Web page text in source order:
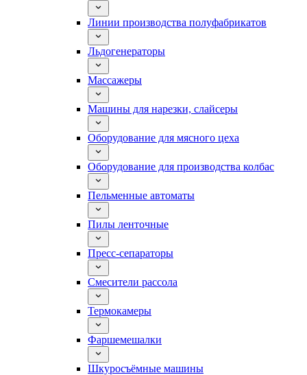
Линии производства полуфабрикатов
Льдогенераторы
Массажеры
Машины для нарезки, слайсеры
Оборудование для мясного цеха
Оборудование для производства колбас
Пельменные автоматы
Пилы ленточные
Пресс-сепараторы
Смесители рассола
Термокамеры
Фаршемешалки
Шкуросъёмные машины